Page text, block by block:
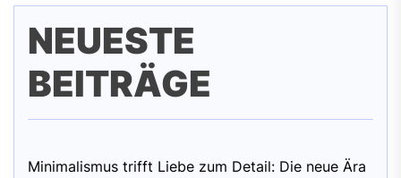
NEUESTE
BEITRÄGE
Minimalismus trifft Liebe zum Detail: Die neue Ära